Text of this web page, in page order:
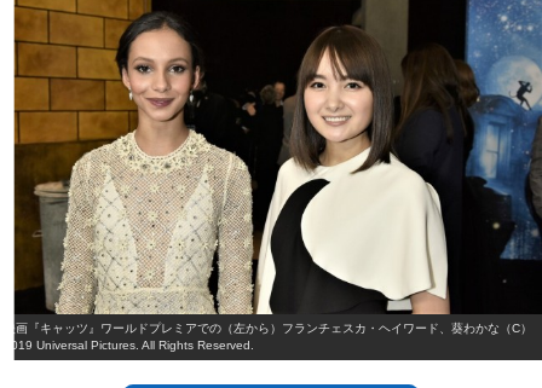
映画『キャッツ』ワールドプレミアでの（左から）フランチェスカ・ヘイワード、葵わかな（C）
2019 Universal Pictures. All Rights Reserved.